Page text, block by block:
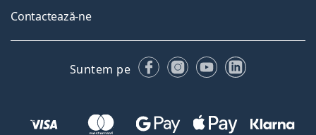
Contactează-ne
Suntem pe FacebookInstagram
YouTubeLinkedIn